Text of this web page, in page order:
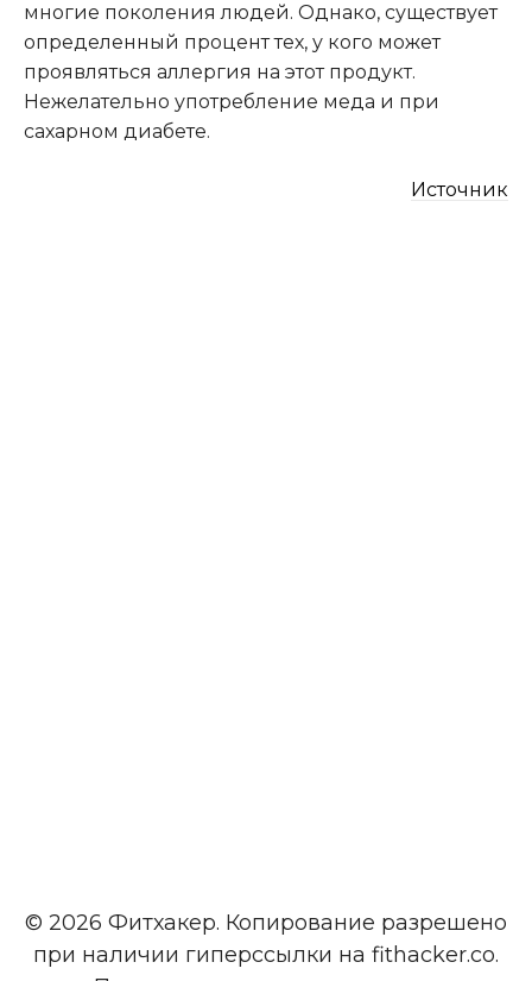
многие поколения людей. Однако, существует
определенный процент тех, у кого может
проявляться аллергия на этот продукт.
Нежелательно употребление меда и при
сахарном диабете.
Источник
© 2026 Фитхакер. Копирование разрешено
при наличии гиперссылки на fithacker.co.